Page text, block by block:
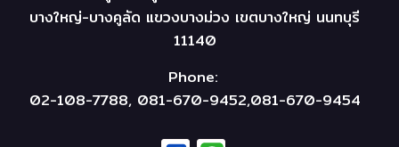
บางใหญ่-บางคูลัด แขวงบางม่วง เขตบางใหญ่ นนทบุรี
11140
Phone:
02-108-7788, 081-670-9452,081-670-9454